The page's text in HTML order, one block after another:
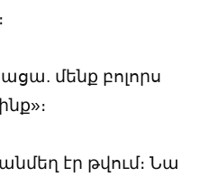
մենք բոլորս
էր թվում։ Նա